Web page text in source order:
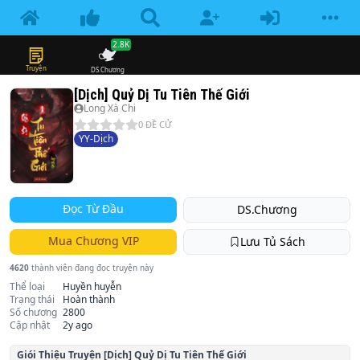
Truyện DS.Chương
2.8K
[Dịch] Quỷ Dị Tu Tiên Thế Giới
Long Xà Chi
0 ĐỀ CỬ
YY-Dịch
Đọc Từ Đầu DS.Chương
Mua Chương VIP Lưu Tủ Sách
4620 thành viên đang đọc truyện này
Thể loại
Huyền huyễn
Trạng thái
Hoàn thành
Số chương 2800
Cập nhật
2y ago
Giói Thiệu Truyện [Dịch] Quỷ Dị Tu Tiên Thế Giới